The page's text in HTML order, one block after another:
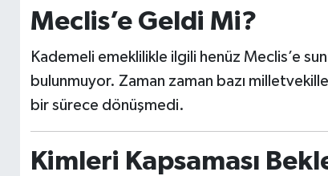
Meclis’e Geldi Mi?
Kademeli emeklilikle ilgili henüz Meclis’e
bulunmuyor. Zaman zaman bazı
bir sürece dönüşmedi.
Kimleri Kapsaması